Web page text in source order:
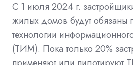
С 1 июля 2024 г.
жилых домов будут обязаны
технологии
(ТИМ). Пока только 20%